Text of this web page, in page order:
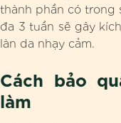
thành phần có trong
đa 3 tuần sẽ gây
làn da nhạy cảm.
Cách bảo
làm